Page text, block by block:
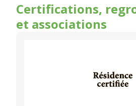
Certifications,
et associations